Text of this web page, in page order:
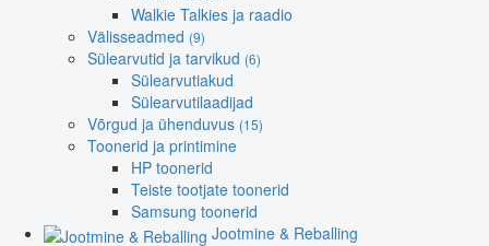
Walkie Talkies ja raadio
Välisseadmed (9)
Sülearvutid ja tarvikud (6)
Sülearvutiakud
Sülearvutilaadijad
Võrgud ja ühenduvus (15)
Toonerid ja printimine
HP toonerid
Teiste tootjate toonerid
Samsung toonerid
Jootmine & Reballing